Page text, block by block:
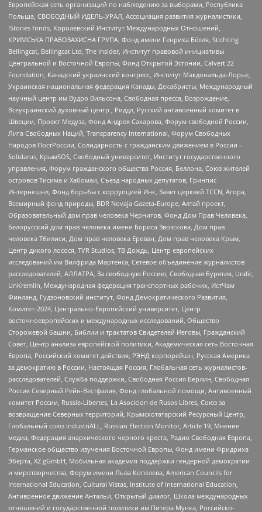
Европейская сеть организаций по наблюдению за выборами, Республика
Польша, СВОБОДНЫЙ ИДЕЛЬ-УРАЛ, Ассоциация развития журналистики,
IStories fonds, Королевский Институт Международных Отношений,
КРИМСЬКА ПРАВОЗАХИСНА ГРУПА, Фонд имени Генриха Бёлля, Stichting
Bellingcat, Bellingcat Ltd, The Insider, Институт правовой инициативы
Центральной и Восточной Европы, Фонд Открытой Эстонии, Calvert 22
Foundation, Канадский украинский конгресс, Институт Макдональда-Лорье,
Украинская национальная федерация Канады, Декабристы, Международный
научный центр им Вудро Вильсона, Свободная пресса, Возрождение,
Всеукраинский духовный центр , Риддл, Русский антивоенный комитет в
Швеции, Проект Медуза, Фонд Андрея Сахарова, Форум свободной России,
Лига Свободных Наций, Transparеncy International, Форум Свободных
Народов ПостРоссии, Солидарность с гражданским движением в России –
Solidarus, КрымSOS, Свободный университет, Институт государственного
управления, Форум гражданского общества Россия, Беллона, Союз жителей
островов Тисима и Хабомаи, Съезд народных депутатов, Гринпис
Интернешнл, Фонд борьбы с коррупцией Инк, Завет церквей TCCN, Агора,
Всемирный фонд природы, BDR Novaja Gazeta-Europe, Алтай проект,
Образовательный дом прав человека Чернигов, Фонд Дом Прав Человека,
Белорусский дом прав человека имени Бориса Звозскова, Дом прав
человека Тбилиси, Дом прав человека Ереван, Дом прав человека Крым,
Центр дикого лосося, TVR Studios, ТВ Дождь, Центр европейских
исследований им Вилфрида Мартенса, Сетевое объединение журналистов
расследователей, АЛЛАТРА, За свободную Россию, Свободная Бурятия, Uralic,
UnKremlin, Международная федерация транспортных рабочих, ИстЧам
Финланд, Гудзоновский институт, Фонд Демократического Развития,
Комитет-2024, Центрально-Европейский университет, Центр
восточноевропейских и международных исследований, Общество
Сторожевой башни, Библии и трактатов Свидетелей Иеговы, Гражданский
Совет, Центр анализа европейской политики, Академическая сеть Восточная
Европа, Российский комитет действия, РЭНД корпорейшн, Русская Америка
за демократию в России, Настоящая Россия, Глобальная сеть журналистов-
расследователей, Служба поддержки, Свободная Россия Берлин, Свободная
Россия Северный Рейн-Вестфалия, Фонд глобальной помощи, Антивоенный
комитет России, Russie-Libertes, La Asocicion de Rusos Libres, Союз за
возвращение Северных территорий, Крымскотатарский Ресурсный Центр,
Глобальный союз IndustriALL, Russian Election Monitor, Article 19, Мнение
медиа, Федерация анархического черного креста, Радио Свободная Европа,
Германское общество изучения Восточной Европы, Фонд имени Фридриха
Эберта, XZ gGmbH, Мобильная академия поддержки гендерной демократии
и миротворчества, Форум имени Льва Копелева, American Councils for
International Education, Cultural Vistas, Institute of International Education,
Антивоенное движение Антальи, Открытый диалог, Школа международных
отношений и государственной политики им Питера Мунка, Российско-